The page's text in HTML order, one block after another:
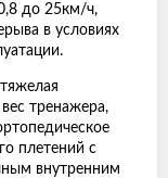
до 25км/ч,
в условиях
тренажера,
плетений с
внутренним